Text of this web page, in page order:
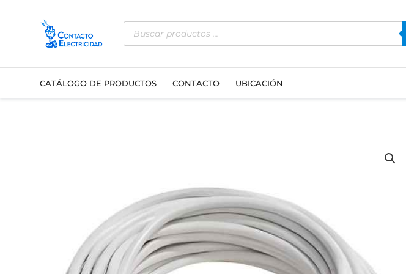
contenido
Búsqueda
de
productos
CATÁLOGO DE PRODUCTOS CONTACTO UBICACIÓN